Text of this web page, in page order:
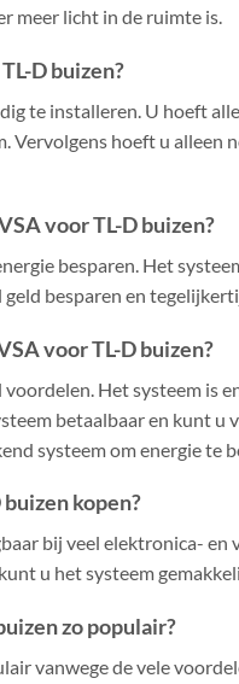
meer licht in de ruimte is.
D buizen?
te installeren. U hoeft
Vervolgens hoeft u
voor TL-D buizen?
besparen. Het
besparen en
voor TL-D buizen?
Het systeem is
betaalbaar en kunt u
systeem om energie te
kopen?
bij veel elektronica-
u het systeem
zo populair?
vanwege de vele